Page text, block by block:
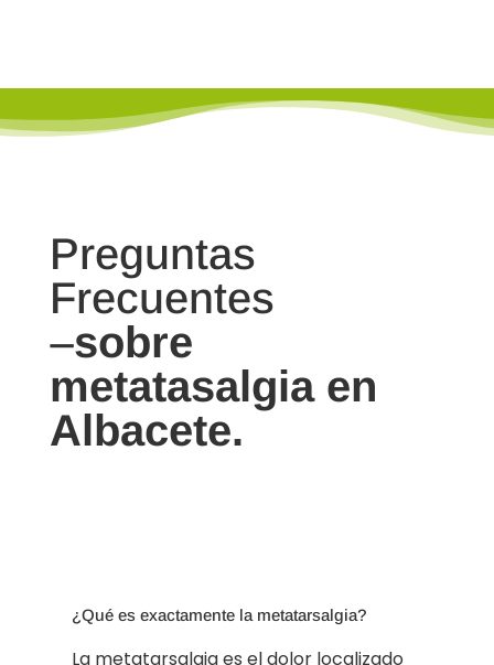
Preguntas
Frecuentes
–sobre
metatasalgia en
Albacete.
¿Qué es exactamente la metatarsalgia?
La metatarsalgia es el dolor localizado